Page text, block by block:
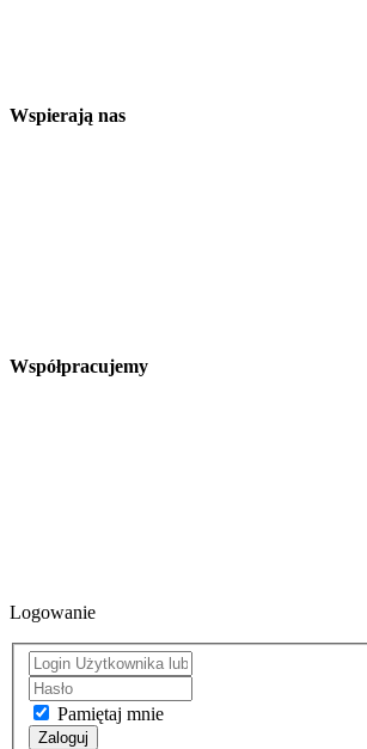
Wspierają nas
Współpracujemy
Logowanie
Pamiętaj mnie
Zaloguj